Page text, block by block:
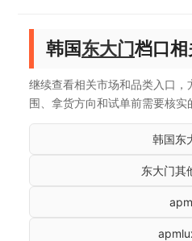
韩国东大门档口相
继续查看相关市场和品类入口
围、拿货方向和试单前需要核实
韩国东
东大门其
apm